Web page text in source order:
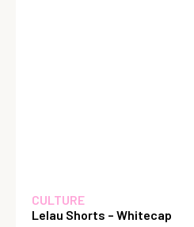
CULTURE
Lelau Shorts – Whitecap